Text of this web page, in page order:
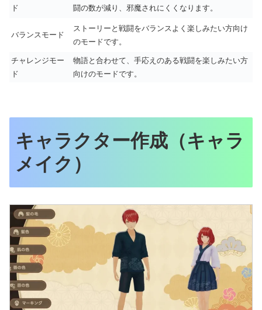
ド
闘の数が減り、邪魔されにくくなります。
バランスモード
ストーリーと戦闘をバランスよく楽しみたい方向け
のモードです。
チャレンジモー
ド
物語と合わせて、手応えのある戦闘を楽しみたい方
向けのモードです。
キャラクター作成（キャラ
メイク）